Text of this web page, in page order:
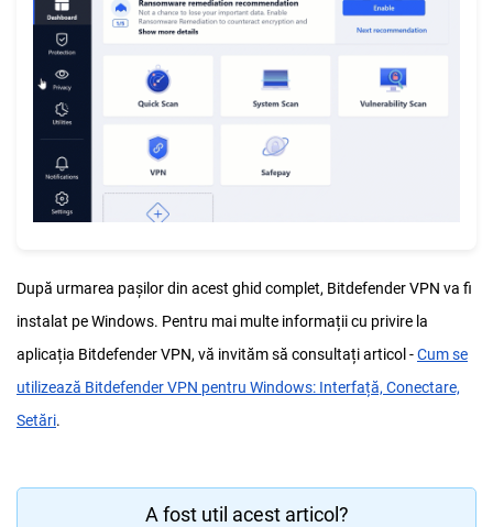
După urmarea pașilor din acest ghid complet, Bitdefender VPN va fi
instalat pe Windows. Pentru mai multe informații cu privire la
aplicația Bitdefender VPN, vă invităm să consultați articol -Cum se
utilizează Bitdefender VPN pentru Windows: Interfață, Conectare,
Setări.
A fost util acest articol?